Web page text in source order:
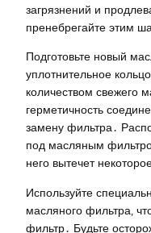
загрязнений и
пренебрегайте этим
Подготовьте новый
уплотнительное
количеством свежего
герметичность
замену фильтра․
под масляным
него вытечет
Используйте
масляного фильтра‚
фильтр․ Будьте